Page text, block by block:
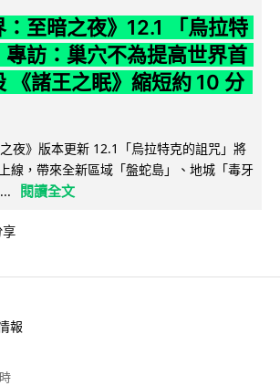
：至暗之夜》12.1 「烏拉特
專訪：巢穴不為提高世界首
《諸王之眠》縮短約 10 分
夜》版本更新 12.1「烏拉特克的詛咒」將
線，帶來全新區域「盤蛇島」、地城「毒牙
閱讀全文
報